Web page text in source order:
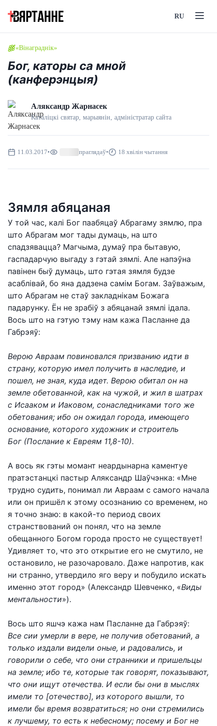
RU
«Вінаграднік»
Бог, каторы са мной
(канферэнцыя)
Аляксандр Жарнасек
Каталіцкі святар, марыянін, адмiнiстратар сайта
11.03.2017• праглядаў• 18 хвілін чытання
Зямля абяцаная
У той час, калі Бог паабяцаў Абрагаму зямлю, пра
што Абрагам мог тады думаць, на што
спадзявацца? Магчыма, думаў пра бытавую,
гаспадарчую выгаду з гэтай зямлі. Але напэўна
павінен быў думаць, што гэтая зямля будзе
асаблівай, бо яна дадзена самім Богам. Заўважым,
што Абрагам не стаў закладнікам Божага
падарунку. Ён не зрабіў з абяцанай зямлі ідала.
Вось што на гэтую тэму нам кажа Пасланне да
Габрэяў:
Верою Авраам повиновался призванию идти в
страну, которую имел получить в наследие, и
пошел, не зная, куда идет. Верою обитал он на
земле обетованной, как на чужой, и жил в шатрах
с Исааком и Иаковом, сонаследниками того же
обетования; ибо он ожидал города, имеющего
основание, которого художник и строитель
Бог (Послание к Евреям 11,8-10).
А вось як гэты момант неардынарна каментуе
пратэстанцкі пастыр Аляксандр Шаўчэнка: «Мне
трудно судить, понимал ли Авраам с самого начала
или он пришёл к этому осознанию со временем, но
я точно знаю: в какой-то период своих
странствований он понял, что на земле
обещанного Богом города просто не существует!
Удивляет то, что это открытие его не смутило, не
остановило, не разочаровало. Даже напротив, как
ни странно, утвердило яго веру и побудило искать
именно этот город» (Александр Шевченко, «Виды
ментальности»).
Вось што яшчэ кажа нам Пасланне да Габрэяў:
Все сии умерли в вере, не получив обетований, а
только издали видели оные, и радовались, и
говорили о себе, что они странники и пришельцы
на земле; ибо те, которые так говорят, показывают,
что они ищут отечества. И если бы они в мыслях
имели то [отечество], из которого вышли, то
имели бы время возвратиться; но они стремились
к лучшему, то есть к небесному; посему и Бог не